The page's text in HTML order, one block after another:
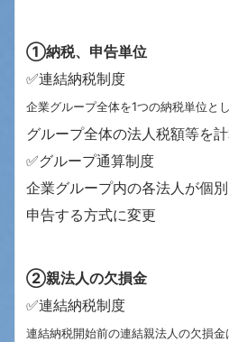
①納税、申告単位
✅連結納税制度
企業グループ全体を1つの納税単位とし
グループ全体の法人税額等を
✅グループ通算制度
企業グループ内の各法人が個
申告する方式に変更
②親法人の欠損金
✅連結納税制度
連結納税開始前の連結親法人の欠損金